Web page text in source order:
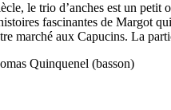
le trio d’anches est un
fascinantes de Margot
marché aux Capucins. La
Quinquenel (basson)